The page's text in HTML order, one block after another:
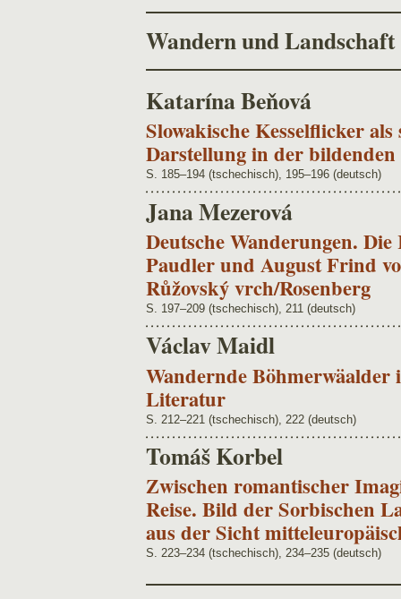
Wandern und Landschaft
Katarína Beňová
Slowakische Kesselflicker
Darstellung in der
S. 185–194 (tschechisch), 195–196 (deutsch)
Jana Mezerová
Deutsche Wanderungen.
Paudler und August Frind
Růžovský vrch/Rosenberg
S. 197–209 (tschechisch), 211 (deutsch)
Václav Maidl
Wandernde
Literatur
S. 212–221 (tschechisch), 222 (deutsch)
Tomáš Korbel
Zwischen romantischer
Reise. Bild der Sorbischen
aus der Sicht
S. 223–234 (tschechisch), 234–235 (deutsch)